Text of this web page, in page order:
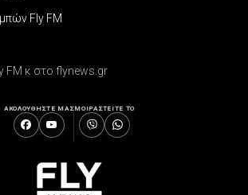
Fly FM
FM κ στο flynews.gr
ΑΚΟΛΟΥΘΗΣΤΕ ΜΑΣΜΟΙΡΑΣΤΕΙΤΕ ΤΟ